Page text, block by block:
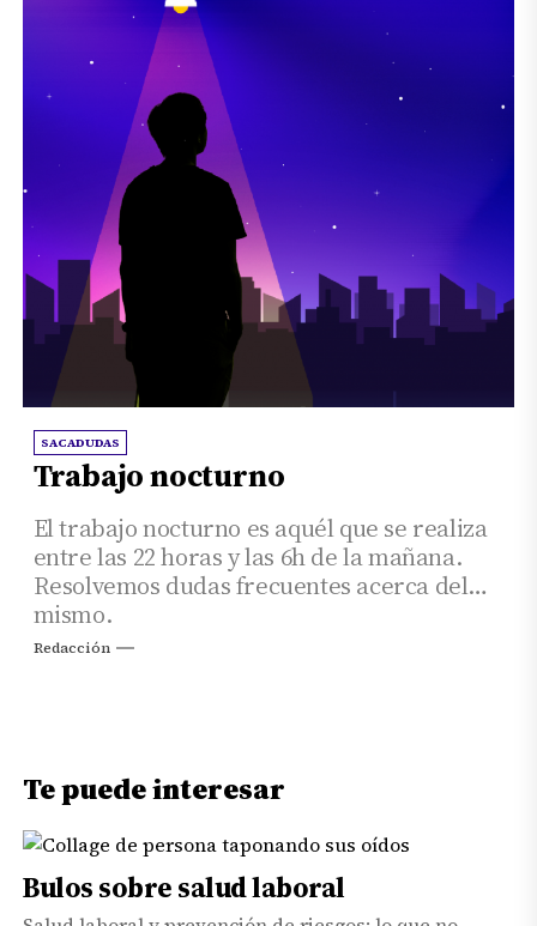
SACADUDAS
Trabajo nocturno
El trabajo nocturno es aquél que se realiza
entre las 22 horas y las 6h de la mañana.
Resolvemos dudas frecuentes acerca del
mismo.
Redacción
Te puede interesar
Bulos sobre salud laboral